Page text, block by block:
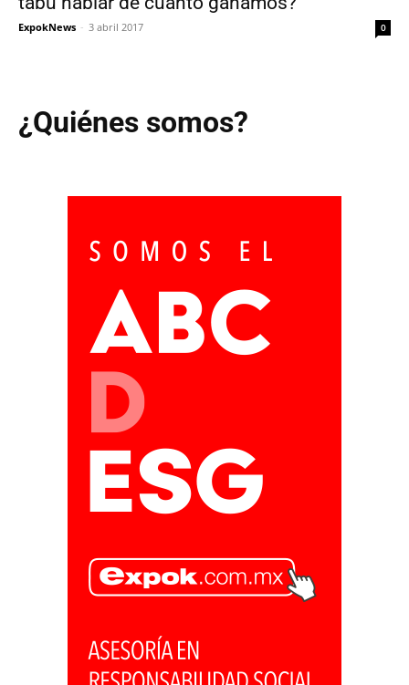
ExpokNews - 3 abril 2017 0
¿Quiénes somos?